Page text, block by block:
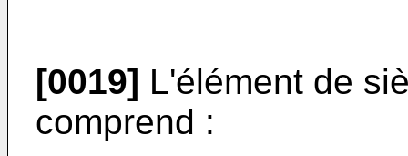
[0019] L'élément de
comprend :